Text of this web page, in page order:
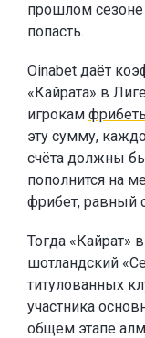
прошлом
попасть.
Oinabet даёт
«Кайрата» в
игрокам
эту сумму,
счёта должны
пополнится на
фрибет, равный
Тогда «Кайрат»
шотландский
титулованных
участника
общем этапе